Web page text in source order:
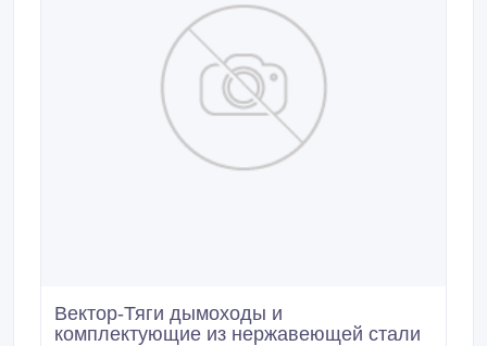
Вектор-Тяги дымоходы и
комплектующие из нержавеющей стали